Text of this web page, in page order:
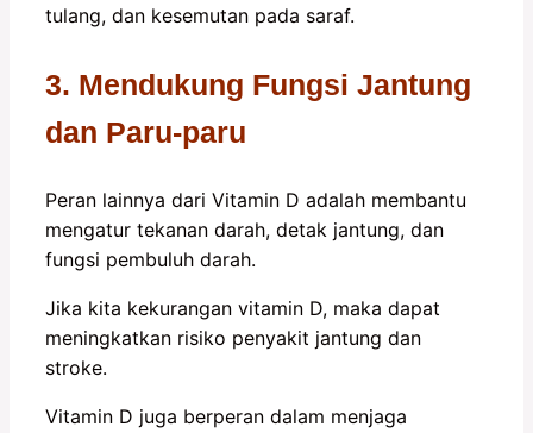
tulang, dan kesemutan pada saraf.
3. Mendukung Fungsi Jantung
dan Paru-paru
Peran lainnya dari Vitamin D adalah membantu
mengatur tekanan darah, detak jantung, dan
fungsi pembuluh darah.
Jika kita kekurangan vitamin D, maka dapat
meningkatkan risiko penyakit jantung dan
stroke.
Vitamin D juga berperan dalam menjaga